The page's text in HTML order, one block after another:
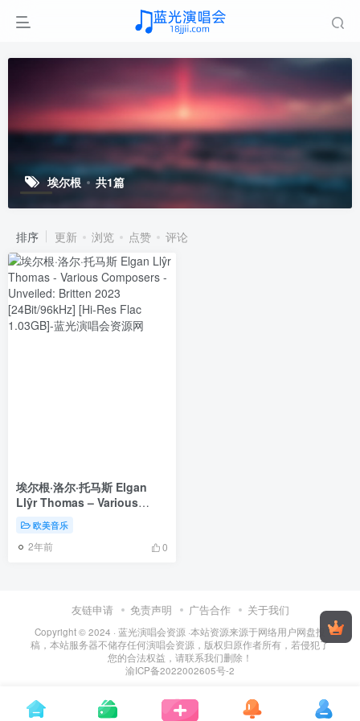
埃尔根 共1篇
排序 更新 浏览 点赞 评论
埃尔根·洛尔·托马斯 Elgan
Llŷr Thomas – Various
Composers – Unveiled:
Britten 2023 [24Bit/96kHz]
[Hi-Res Flac 1.03GB]
欧美音乐
2年前 0
友链申请 免责声明 广告合作 关于我们
Copyright © 2024 · 蓝光演唱会资源 ·本站资源来源于网络用户网盘投
稿，本站服务器不储存任何演唱会资源，版权归原作者所有，若侵犯了
您的合法权益，请联系我们删除！
渝ICP备2022002605号-2